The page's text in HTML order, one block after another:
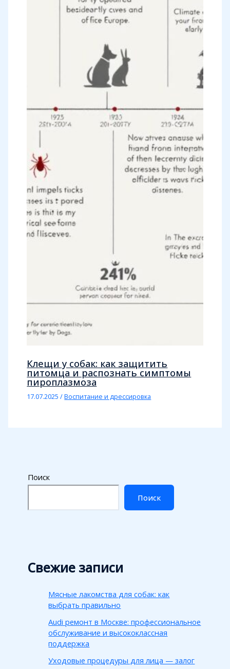
Клещи у собак: как защитить
питомца и распознать симптомы
пироплазмоза
17.07.2025/Воспитание и дрессировка
Поиск
Поиск
Свежие записи
Мясные лакомства для собак: как
выбрать правильно
Audi ремонт в Москве: профессиональное
обслуживание и высококлассная
поддержка
Уходовые процедуры для лица — залог